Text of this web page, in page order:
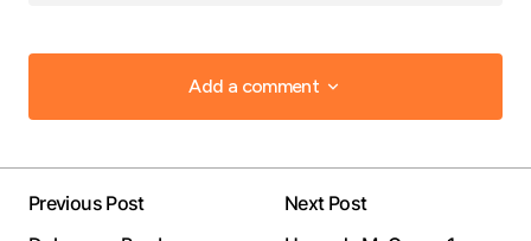
Add a comment
Add a comment
Previous Post
Next Post